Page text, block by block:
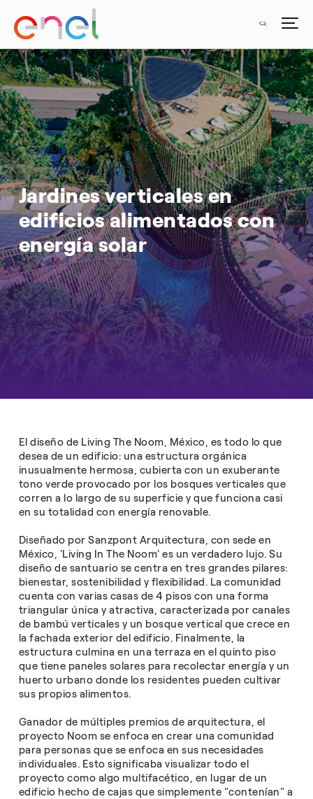
Jardines verticales en
edificios alimentados con
energía solar
El diseño de Living The Noom, México, es todo lo que
desea de un edificio: una estructura orgánica
inusualmente hermosa, cubierta con un exuberante
tono verde provocado por los bosques verticales que
corren a lo largo de su superficie y que funciona casi
en su totalidad con energía renovable.
Diseñado por Sanzpont Arquitectura, con sede en
México, 'Living In The Noom' es un verdadero lujo. Su
diseño de santuario se centra en tres grandes pilares:
bienestar, sostenibilidad y flexibilidad. La comunidad
cuenta con varias casas de 4 pisos con una forma
triangular única y atractiva, caracterizada por canales
de bambú verticales y un bosque vertical que crece en
la fachada exterior del edificio. Finalmente, la
estructura culmina en una terraza en el quinto piso
que tiene paneles solares para recolectar energía y un
huerto urbano donde los residentes pueden cultivar
sus propios alimentos.
Ganador de múltiples premios de arquitectura, el
proyecto Noom se enfoca en crear una comunidad
para personas que se enfoca en sus necesidades
individuales. Esto significaba visualizar todo el
proyecto como algo multifacético, en lugar de un
edificio hecho de cajas que simplemente "contenían" a